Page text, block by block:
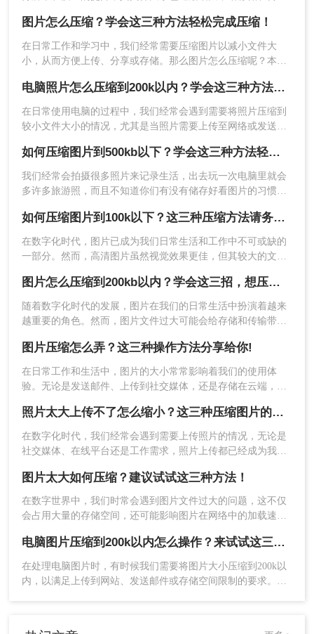
种文件格式和快速压缩；部分工具提供免费使
用。
缺点：对文件大小通常有限制，需要分批次压
缩大文件。
推荐工具：转转大师在线图片压缩
操作步骤：
1、打开在线图片压缩网址：
https://pdftoword.55.la/imgcompress/
3、在压缩的时候你还可以转换图片的格式哦，选择
输出格式即可，如果想要大力的压缩，也可以调整
要。本文将为你介绍三种实用的图片压缩方法。
图片怎么压缩？学会这三种方法轻松完成压缩！
在日常工作和学习中，我们经常需要压缩图片以减小文件大
小，从而方便上传、分享或存储。那么图片怎么压缩呢？本文
电脑照片怎么压缩到200k以内？学会这三种方法就够用了！
在日常使用电脑的过程中，我们经常会遇到需要将照片压缩到
较小文件大小的情况，尤其是当照片需要上传至网络或发送电
电脑照片怎么压缩到200k以内呢？本文将为您提供一系列实用
的方法和步骤，帮助您轻松地将电脑中的照片压缩到200k以
内。
如何压缩图片到500kb以下？学会这三种方法轻松完成压缩！
我们经常会拍摄很多照片来记录生活，出去玩一次电脑里就会
多许多旅游照，而且不知道你们有没有储存好看图片的习惯
储空间造成很大的压力。我们借助软件将图片进行批量压缩，
就可以缓解电脑的内存压力，让它运行更加顺畅。那么你们知
道如何压缩图片到500kb以下吗？相信这篇文章可以给你一点参
考。
如何压缩图片到100k以下？这三种压缩方法请务必学会!！
在数字化时代，图片已成为我们日常生活和工作中不可或缺的
一部分。然而，高清图片虽然视觉效果更佳，但其较大的文件
上传至网络或发送邮件时，将图片压缩到100k以下显得尤为重
要。那么如何压缩图片到100k以下呢？以下是一些实用的方
法，帮助您轻松实现图片压缩。
图片怎么压缩到200kb以内？学会这三招，想压缩到多小就多小!！
随着数字化时代的发展，图片在我们的日常生活中扮演着越来
越重要的角色。然而，图片文件过大可能会给存储和传输带来
站上传、邮件发送等，将图片压缩至200KB以内显得尤为重
要。那么图片怎么压缩到200kb以内呢？本文将为您介绍几种简
单实用的方法，帮助您轻松实现图片压缩。
图片压缩怎么弄？这三种操作方法分享给你!
在日常工作和生活中，图片的大小常常影响着我们的使用体
验。无论是发送邮件、上传到社交媒体，还是存储在云端，图
压缩图片是非常有用的技能。那么图片压缩怎么弄呢？本文将
介绍几种常用的方法，分析它们的优缺点，并推荐一些高效的
工具，帮助您轻松压缩图片的大小。
照片太大上传不了怎么缩小？这三种压缩图片的方法非常实用！
在数字化时代，我们经常会遇到需要上传照片的情况，无论是
社交媒体、在线平台还是工作需求，照片上传都已经成为我们
太大，无法上传。这时，我们需要对照片进行缩小处理，以满
足上传要求。那么照片太大上传不了怎么缩小呢？本文将为你
介绍几种简单有效的方法，帮助你轻松缩小照片大小。
图片太大如何压缩？建议试试这三种方法！
在数字世界中，我们时常会遇到图片文件过大的问题，这不仅
会占用大量的存储空间，还可能影响图片在网络中的加载速度
用的图片压缩方法，帮助你轻松减小图片文件的大小。
电脑图片压缩到200k以内怎么操作？来试试这三种压缩方法！
在处理电脑图片时，有时候我们需要将图片大小压缩到200k以
内，以满足上传到网站、发送邮件或存储空间限制的要求。那